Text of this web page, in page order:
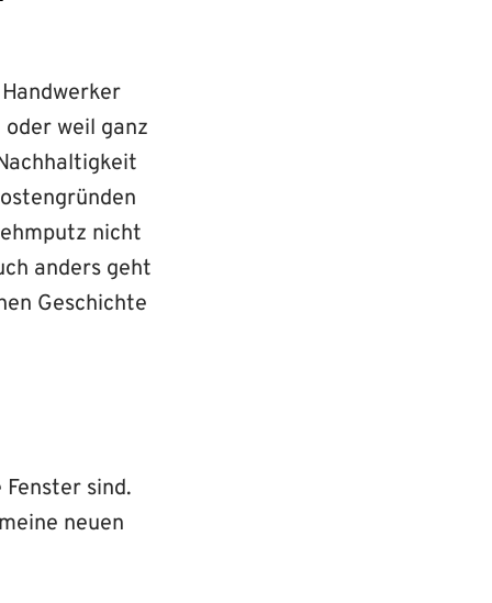
oder weil ganz
nicht
anders geht
Geschichte
sind.
neuen